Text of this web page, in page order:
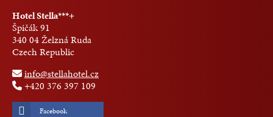
Hotel Stella***+
Špičák 91
340 04 Želzná Ruda
Czech Republic
info@stellahotel.cz
+420 376 397 109
Facebook